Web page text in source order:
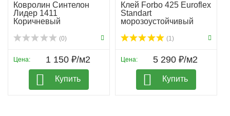
Ковролин Синтелон
Лидер 1411
Коричневый
(0)
Цена: 1 150 ₽/м2
Купить
Клей Forbo 425 Euroflex
Standart
морозоустойчивый
(1)
Цена: 5 290 ₽/м2
Купить